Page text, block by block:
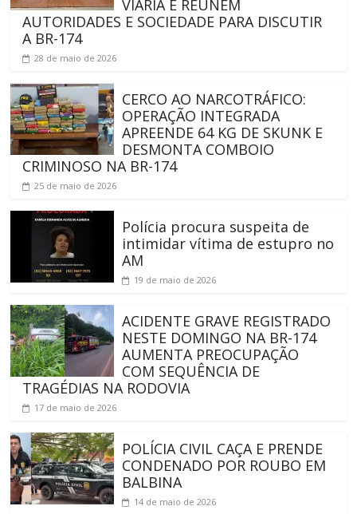
VIÁRIA E REÚNEM
AUTORIDADES E SOCIEDADE PARA DISCUTIR
A BR-174
28 de maio de 2026
CERCO AO NARCOTRÁFICO:
OPERAÇÃO INTEGRADA
APREENDE 64 KG DE SKUNK E
DESMONTA COMBOIO
CRIMINOSO NA BR-174
25 de maio de 2026
Polícia procura suspeita de
intimidar vítima de estupro no
AM
19 de maio de 2026
ACIDENTE GRAVE REGISTRADO
NESTE DOMINGO NA BR-174
AUMENTA PREOCUPAÇÃO
COM SEQUÊNCIA DE
TRAGÉDIAS NA RODOVIA
17 de maio de 2026
POLÍCIA CIVIL CAÇA E PRENDE
CONDENADO POR ROUBO EM
BALBINA
14 de maio de 2026